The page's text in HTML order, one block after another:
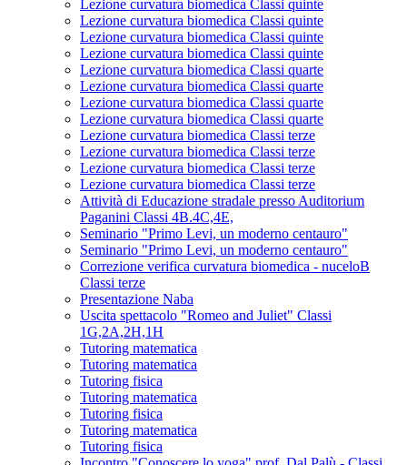
Lezione curvatura biomedica Classi quinte
Lezione curvatura biomedica Classi quinte
Lezione curvatura biomedica Classi quinte
Lezione curvatura biomedica Classi quinte
Lezione curvatura biomedica Classi quarte
Lezione curvatura biomedica Classi quarte
Lezione curvatura biomedica Classi quarte
Lezione curvatura biomedica Classi quarte
Lezione curvatura biomedica Classi terze
Lezione curvatura biomedica Classi terze
Lezione curvatura biomedica Classi terze
Lezione curvatura biomedica Classi terze
Attività di Educazione stradale presso Auditorium
Paganini Classi 4B.4C,4E,
Seminario "Primo Levi, un moderno centauro"
Seminario "Primo Levi, un moderno centauro"
Correzione verifica curvatura biomedica - nuceloB
Classi terze
Presentazione Naba
Uscita spettacolo "Romeo and Juliet" Classi
1G,2A,2H,1H
Tutoring matematica
Tutoring matematica
Tutoring fisica
Tutoring matematica
Tutoring fisica
Tutoring matematica
Tutoring fisica